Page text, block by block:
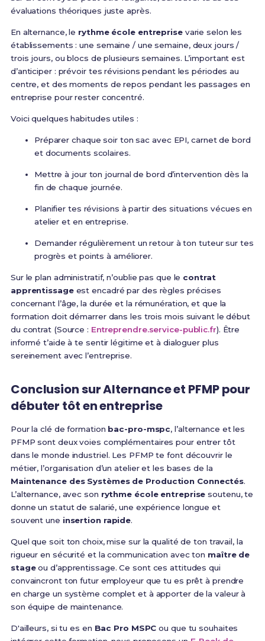
évaluations théoriques juste après.
En alternance, le rythme école entreprisevarie selon les
établissements : une semaine / une semaine, deux jours /
trois jours, ou blocs de plusieurs semaines. L’important est
d’anticiper : prévoir tes révisions pendant les périodes au
centre, et des moments de repos pendant les passages en
entreprise pour rester concentré.
Voici quelques habitudes utiles :
Préparer chaque soir ton sac avec EPI, carnet de bord
et documents scolaires.
Mettre à jour ton journal de bord d’intervention dès la
fin de chaque journée.
Planifier tes révisions à partir des situations vécues en
atelier et en entreprise.
Demander régulièrement un retour à ton tuteur sur tes
progrès et points à améliorer.
Sur le plan administratif, n’oublie pas que le contrat
apprentissageest encadré par des règles précises
concernant l’âge, la durée et la rémunération, et que la
formation doit démarrer dans les trois mois suivant le début
du contrat (Source : Entreprendre.service-public.fr). Être
informé t’aide à te sentir légitime et à dialoguer plus
sereinement avec l’entreprise.
Conclusion sur Alternance et PFMP pour
débuter tôt en entreprise
Pour la clé de formation bac-pro-mspc, l’alternance et les
PFMP sont deux voies complémentaires pour entrer tôt
dans le monde industriel. Les PFMP te font découvrir le
métier, l’organisation d’un atelier et les bases de la
Maintenance des Systèmes de Production Connectés.
L’alternance, avec son rythme école entreprise soutenu, te
donne un statut de salarié, une expérience longue et
souvent une insertion rapide.
Quel que soit ton choix, mise sur la qualité de ton travail, la
rigueur en sécurité et la communication avec ton maître de
stageou d’apprentissage. Ce sont ces attitudes qui
convaincront ton futur employeur que tu es prêt à prendre
en charge un système complet et à apporter de la valeur à
son équipe de maintenance.
D'ailleurs, si tu es en Bac Pro MSPC ou que tu souhaites